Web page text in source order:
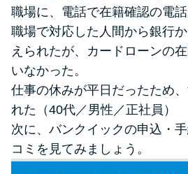
職場に、電話で在籍確認の電話
職場で対応した人間から銀行
えられたが、カードローンの
いなかった。
仕事の休みが平日だったため
れた（40代／男性／正社員）
次に、バンクイックの申込・
コミを見てみましょう。